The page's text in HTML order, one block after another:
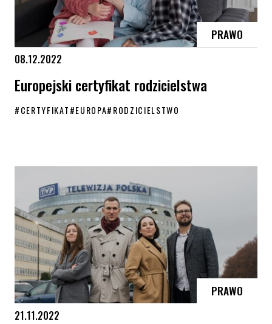
PRAWO
08.12.2022
Europejski certyfikat rodzicielstwa
#CERTYFIKAT#EUROPA#RODZICIELSTWO
PRAWO
21.11.2022